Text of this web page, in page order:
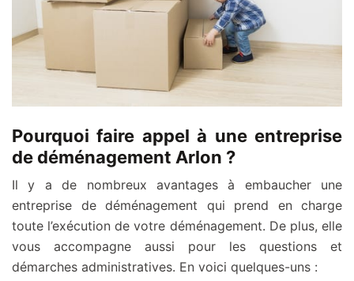
Pourquoi faire appel à une entreprise
de déménagement Arlon ?
Il y a de nombreux avantages à embaucher une
entreprise de déménagement qui prend en charge
toute l’exécution de votre déménagement. De plus, elle
vous accompagne aussi pour les questions et
démarches administratives. En voici quelques-uns :